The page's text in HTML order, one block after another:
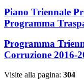
Piano Triennale
Programma
Programma
Corruzione 2016-
Visite alla pagina: 304